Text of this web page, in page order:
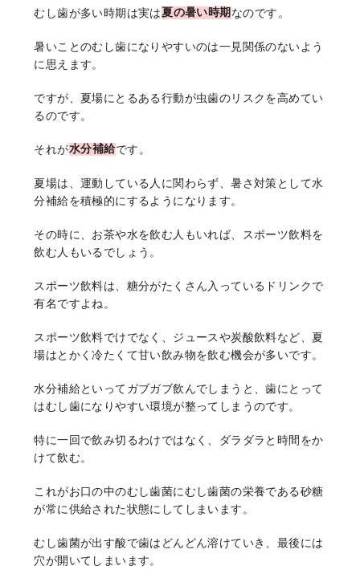
むし歯が多い時期は実は夏の暑い時期 なのです。
暑いことのむし歯になりやすいのは一見関係のないよう
に思えます。
ですが、夏場にとるある行動が虫歯のリスクを高めてい
るのです。
それが水分補給です。
夏場は、運動している人に関わらず、暑さ対策として水
分補給を積極的にするようになります。
その時に、お茶や水を飲む人もいれば、スポーツ飲料を
飲む人もいるでしょう。
スポーツ飲料は、糖分がたくさん入っているドリンクで
有名ですよね。
スポーツ飲料でけでなく、ジュースや炭酸飲料など、夏
場はとかく冷たくて甘い飲み物を飲む機会が多いです。
水分補給といってガブガブ飲んでしまうと、歯にとって
はむし歯になりやすい環境が整ってしまうのです。
特に一回で飲み切るわけではなく、ダラダラと時間をか
けて飲む。
これがお口の中のむし歯菌にむし歯菌の栄養である砂糖
が常に供給された状態にしてしまいます。
むし歯菌が出す酸で歯はどんどん溶けていき、最後には
穴が開いてしまいます。